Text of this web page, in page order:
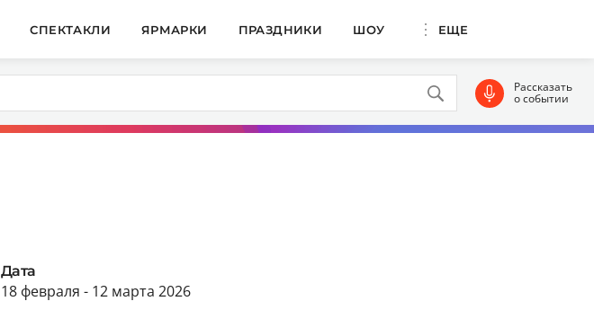
СПЕКТАКЛИ ЯРМАРКИ ПРАЗДНИКИ ШОУ ЕЩЕ
Рассказать
о событии
Дата
18 февраля - 12 марта 2026